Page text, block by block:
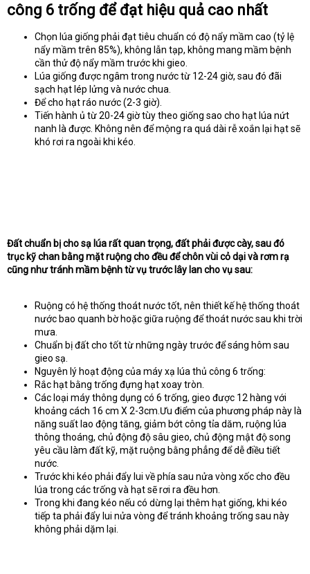
công 6 trống để đạt hiệu quả cao nhất
Chọn lúa giống phải đạt tiêu chuẩn có độ nẩy mầm cao (tỷ lệ
nẩy mầm trên 85%), không lẫn tạp, không mang mầm bệnh
cần thử độ nẩy mầm trước khi gieo.
Lúa giống được ngâm trong nước từ 12-24 giờ, sau đó đãi
sạch hạt lép lửng và nước chua.
Để cho hạt ráo nước (2-3 giờ).
Tiến hành ủ từ 20-24 giờ tùy theo giống sao cho hạt lúa nứt
nanh là được. Không nên để mộng ra quá dài rễ xoắn lại hạt sẽ
khó rơi ra ngoài khi kéo.
Đất chuẩn bị cho sạ lúa rất quan trọng, đất phải được cày, sau đó
trục kỹ chan bằng mặt ruộng cho đều để chôn vùi cỏ dại và rơm rạ
cũng như tránh mầm bệnh từ vụ trước lây lan cho vụ sau:
Ruộng có hệ thống thoát nước tốt, nên thiết kế hệ thống thoát
nước bao quanh bờ hoặc giữa ruộng để thoát nước sau khi trời
mưa.
Chuẩn bị đất cho tốt từ những ngày trước để sáng hôm sau
gieo sạ.
Nguyên lý hoạt động của máy xạ lúa thủ công 6 trống:
Rắc hạt bằng trống đựng hạt xoay tròn.
Các loại máy thông dụng có 6 trống, gieo được 12 hàng với
khoảng cách 16 cm X 2-3cm.Ưu điểm của phương pháp này là
năng suất lao động tăng, giảm bớt công tỉa dăm, ruộng lúa
thông thoáng, chủ động độ sâu gieo, chủ động mật độ song
yêu cầu làm đất kỹ, mặt ruộng bằng phẳng để dễ điều tiết
nước.
Trước khi kéo phải đẩy lui về phía sau nửa vòng xốc cho đều
lúa trong các trống và hạt sẽ rơi ra đều hơn.
Trong khi đang kéo nếu có dừng lại thêm hạt giống, khi kéo
tiếp ta phải đẩy lui nửa vòng để tránh khoảng trống sau này
không phải dặm lại.